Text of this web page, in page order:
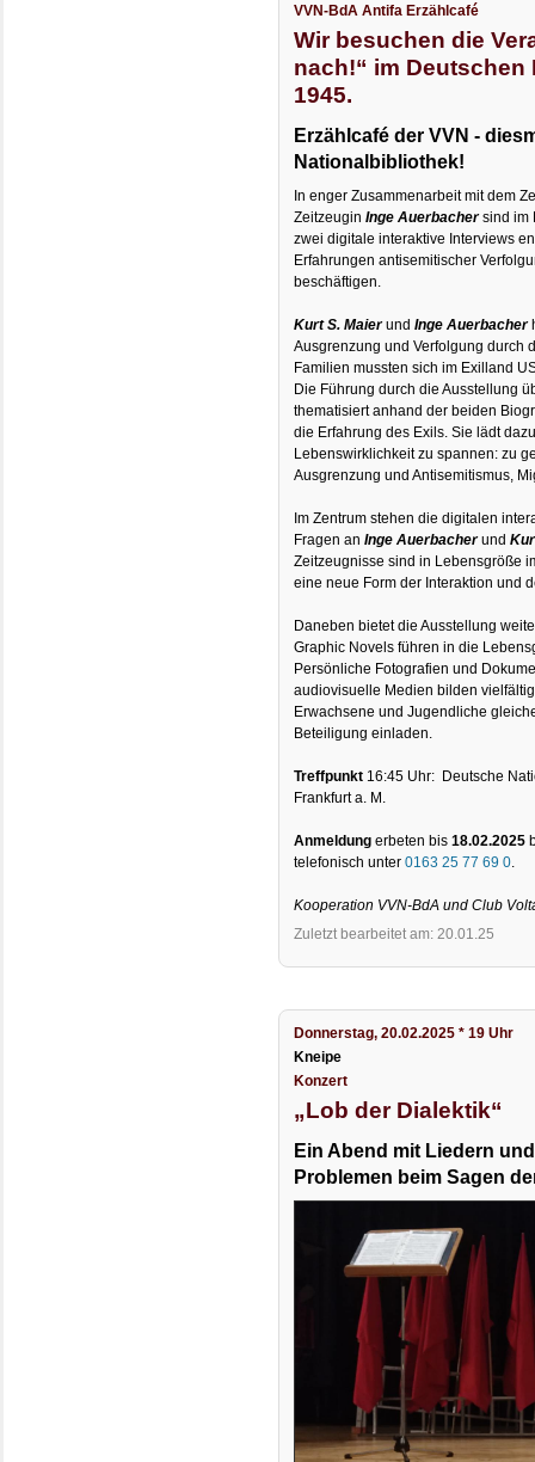
VVN-BdA Antifa Erzählcafé
Wir besuchen die
nach!“ im Deutschen
1945.
Erzählcafé der VVN -
Nationalbibliothek!
In enger Zusammenarbeit mit dem
ZeitzeuginInge Auerbachersind im
zwei digitale interaktive Interviews
Erfahrungen antisemitischer
beschäftigen.
Kurt S. MaierundInge Auerbacher
Ausgrenzung und Verfolgung durch
Familien mussten sich im Exilland
Die Führung durch die Ausstellung
thematisiert anhand der beiden
die Erfahrung des Exils. Sie lädt
Lebenswirklichkeit zu spannen: zu
Ausgrenzung und Antisemitismus,
Im Zentrum stehen die digitalen
Fragen anInge Auerbacherund
Zeitzeugnisse sind in Lebensgröße
eine neue Form der Interaktion und
Daneben bietet die Ausstellung
Graphic Novels führen in die
Persönliche Fotografien und
audiovisuelle Medien bilden
Erwachsene und Jugendliche
Beteiligung einladen.
Treffpunkt 16:45 Uhr: Deutsche
Frankfurt a. M.
Anmeldungerbeten bis18.02.2025
telefonisch unter0163 25 77 69 0
Kooperation VVN-BdA und Club
Zuletzt bearbeitet am: 20.01.25
Donnerstag, 20.02.2025 * 19 Uhr
Kneipe
Konzert
„Lob der Dialektik“
Ein Abend mit Liedern
Problemen beim Sagen